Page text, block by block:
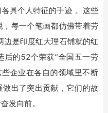
具个人特征的手迹 。这些
每一个笔画都仿佛带着劳
是印度红大理石铺就的红
后的52个荣获“全国五一劳
企业在各自的领域里不断
出了突出贡献，它们的故
发向前。